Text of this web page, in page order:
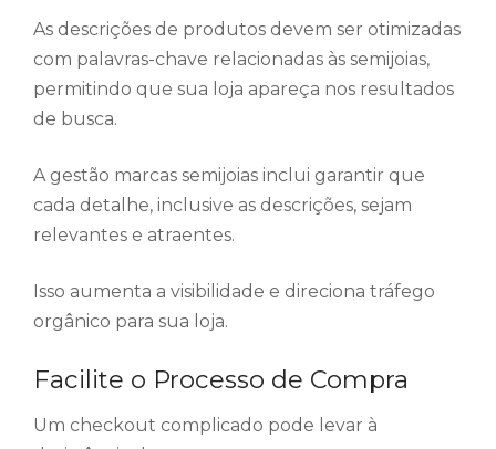
As descrições de produtos devem ser otimizadas
com palavras-chave relacionadas às semijoias,
permitindo que sua loja apareça nos resultados
de busca.
A gestão marcas semijoias inclui garantir que
cada detalhe, inclusive as descrições, sejam
relevantes e atraentes.
Isso aumenta a visibilidade e direciona tráfego
orgânico para sua loja.
Facilite o Processo de Compra
Um checkout complicado pode levar à